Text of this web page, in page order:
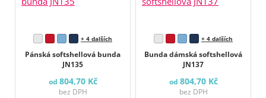
Pánská softshellová bunda
JN135
+ 4 dalších
od 804,70 Kč
bez DPH
Bunda dámská softshellová
JN137
+ 4 dalších
od 804,70 Kč
bez DPH